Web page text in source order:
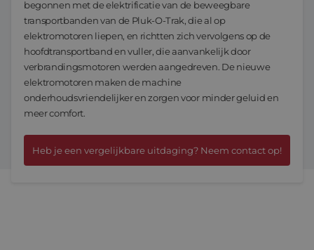
begonnen met de elektrificatie van de beweegbare
transportbanden van de Pluk-O-Trak, die al op
elektromotoren liepen, en richtten zich vervolgens op de
hoofdtransportband en vuller, die aanvankelijk door
verbrandingsmotoren werden aangedreven. De nieuwe
elektromotoren maken de machine
onderhoudsvriendelijker en zorgen voor minder geluid en
meer comfort.
Heb je een vergelijkbare uitdaging? Neem contact op!